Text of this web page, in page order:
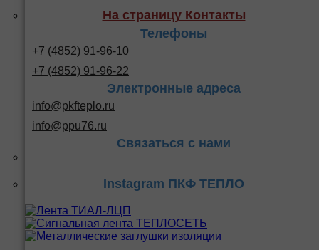
На страницу Контакты
Телефоны
+7 (4852) 91-96-10
+7 (4852) 91-96-22
Электронные адреса
info@pkfteplo.ru
info@ppu76.ru
Связаться с нами
Instagram ПКФ ТЕПЛО